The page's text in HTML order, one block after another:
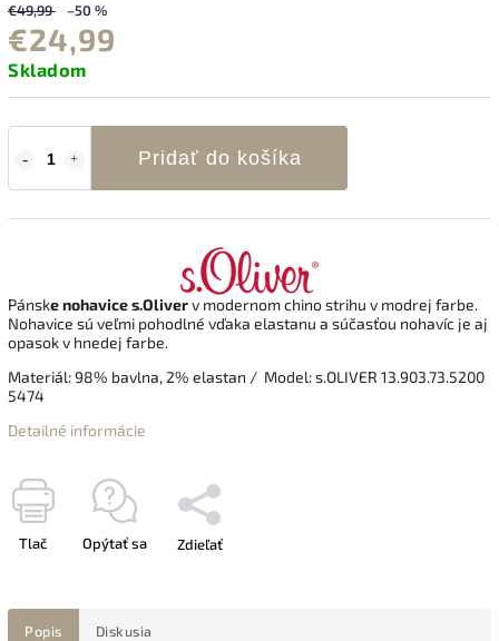
€49,99 –50 %
€24,99
Skladom
Pridať do košíka
Pánske nohavice s.Oliverv modernom chino strihu v modrej farbe.
Nohavice sú veľmi pohodlné vďaka elastanu a súčasťou nohavíc je aj
opasok v hnedej farbe.
Materiál: 98% bavlna, 2% elastan / Model: s.OLIVER 13.903.73.5200
5474
Detailné informácie
Tlač Opýtať sa Zdieľať
Popis Diskusia